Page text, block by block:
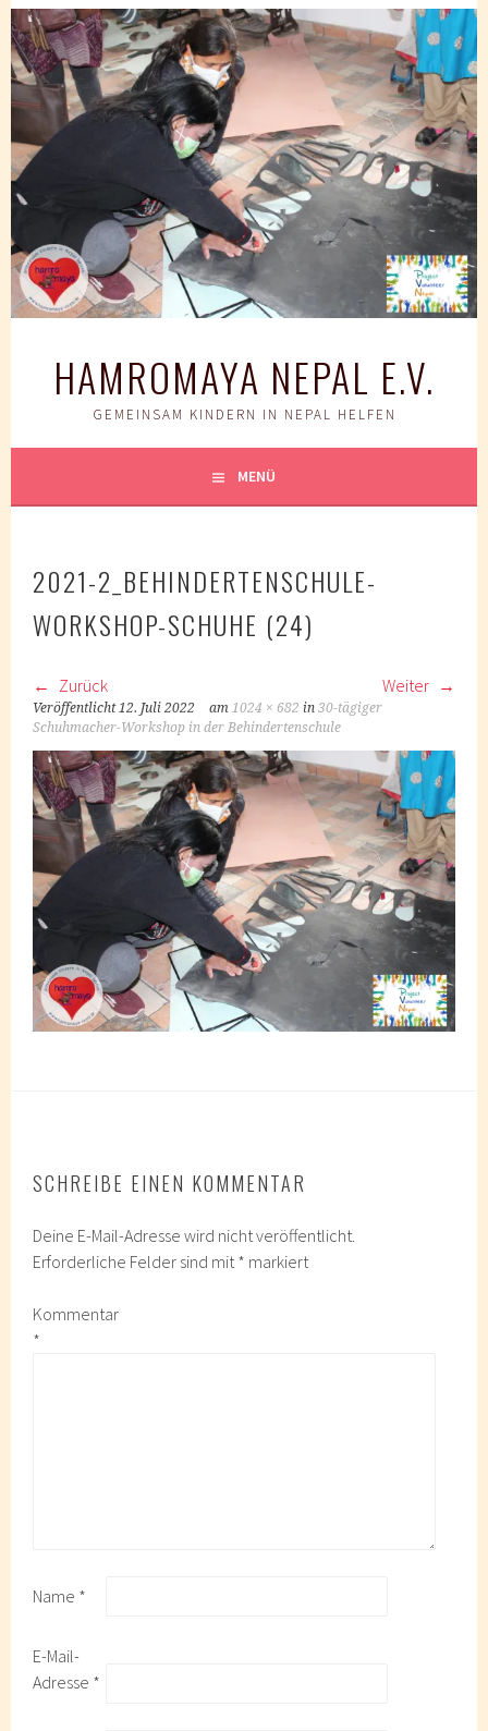
Springe
zum
Inhalt
HAMROMAYA NEPAL E.V.
GEMEINSAM KINDERN IN NEPAL HELFEN
MENÜ
2021-2_BEHINDERTENSCHULE-
WORKSHOP-SCHUHE (24)
Zurück Weiter
Veröffentlicht12. Juli 2022 am1024 × 682 in30-tägiger
Schuhmacher-Workshop in der Behindertenschule
SCHREIBE EINEN KOMMENTAR
Deine E-Mail-Adresse wird nicht veröffentlicht.
Erforderliche Felder sind mit * markiert
Kommentar
*
Name *
E-Mail-
Adresse *